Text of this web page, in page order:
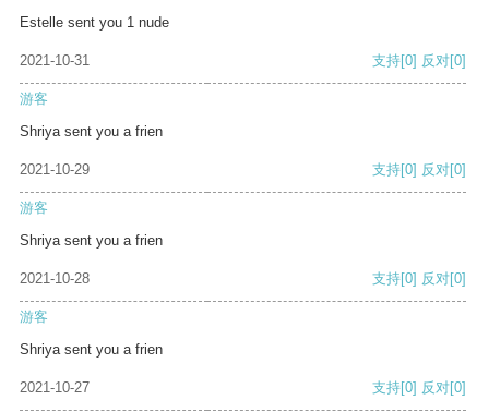
Estelle sent you 1 nude
2021-10-31 支持[0] 反对[0]
游客
Shriya sent you a frien
2021-10-29 支持[0] 反对[0]
游客
Shriya sent you a frien
2021-10-28 支持[0] 反对[0]
游客
Shriya sent you a frien
2021-10-27 支持[0] 反对[0]